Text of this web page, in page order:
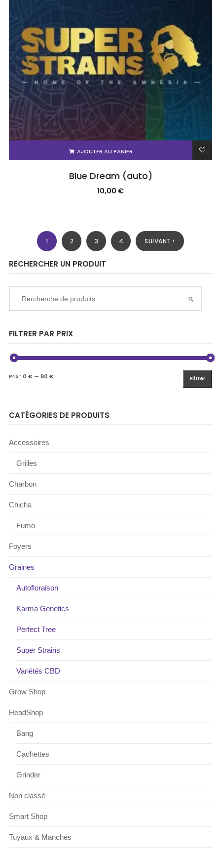
AJOUTER AU PANIER
Blue Dream (auto)
10,00 €
1 2 3 4 SUIVANT ›
RECHERCHER UN PRODUIT
FILTRER PAR PRIX
Filtrer
Prix : 0 €— 80 €
CATÉGORIES DE PRODUITS
Accessoires
Grilles
Charbon
Chicha
Fumo
Foyers
Graines
Autofloraison
Karma Genetics
Perfect Tree
Super Strains
Variétés CBD
Grow Shop
HeadShop
Bang
Cachettes
Grinder
Non classé
Smart Shop
Tuyaux & Manches